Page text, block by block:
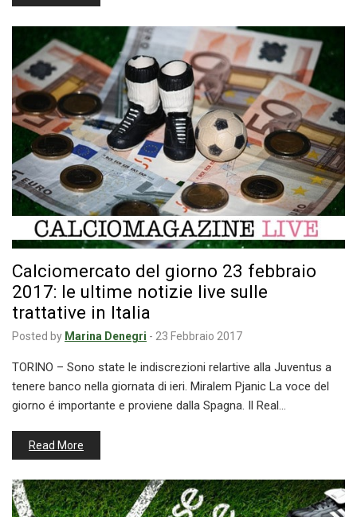
Calciomercato del giorno 23 febbraio
2017: le ultime notizie live sulle
trattative in Italia
Posted by Marina Denegri - 23 Febbraio 2017
TORINO – Sono state le indiscrezioni relartive alla Juventus a
tenere banco nella giornata di ieri. Miralem Pjanic La voce del
giorno é importante e proviene dalla Spagna. Il Real…
Read More